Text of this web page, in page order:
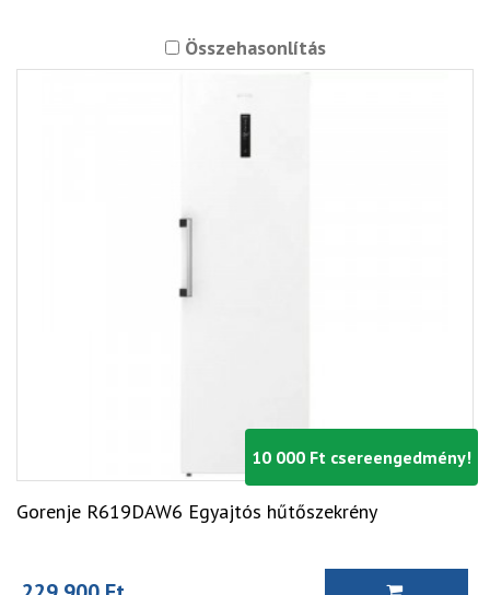
Összehasonlítás
10 000 Ft csereengedmény!
Gorenje R619DAW6 Egyajtós hűtőszekrény